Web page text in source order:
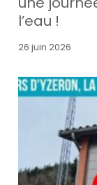
l’eau !
26 juin 2026